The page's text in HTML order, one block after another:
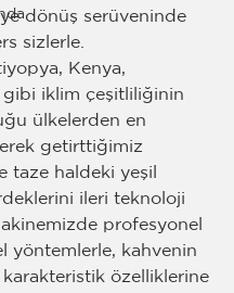
dönüş serüveninde
sizlerle.
Kenya,
gibi iklim çeşitliliğinin
ülkelerden en
getirttiğimiz
taze haldeki yeşil
ileri teknoloji
profesyonel
yöntemlerle, kahvenin
karakteristik özelliklerine